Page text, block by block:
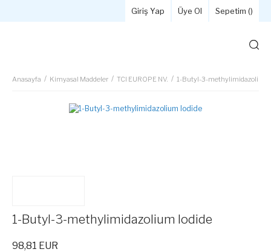
Giriş Yap Üye Ol Sepetim ()
Anasayfa Kimyasal Maddeler TCI EUROPE NV. 1-Butyl-3-methylimidazolium
1-Butyl-3-methylimidazolium Iodide
98,81 EUR